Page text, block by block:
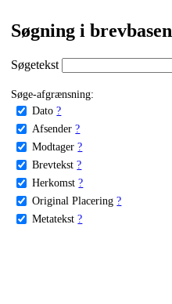
Søgning i brevbasen
Søgetekst
Søge-afgrænsning:
Dato ?
Afsender ?
Modtager ?
Brevtekst ?
Herkomst ?
Original Placering ?
Metatekst ?